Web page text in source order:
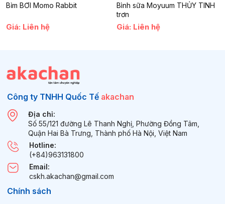
Bỉm BƠI Momo Rabbit
Giá: Liên hệ
Bình sữa Moyuum THỦY TINH
trơn
Giá: Liên hệ
Công ty TNHH Quốc Tế akachan
Địa chỉ:
Số 55/121 đường Lê Thanh Nghị, Phường Đồng Tâm,
Quận Hai Bà Trưng, Thành phố Hà Nội, Việt Nam
Hotline:
(+84)963131800
Email:
cskh.akachan@gmail.com
Chính sách